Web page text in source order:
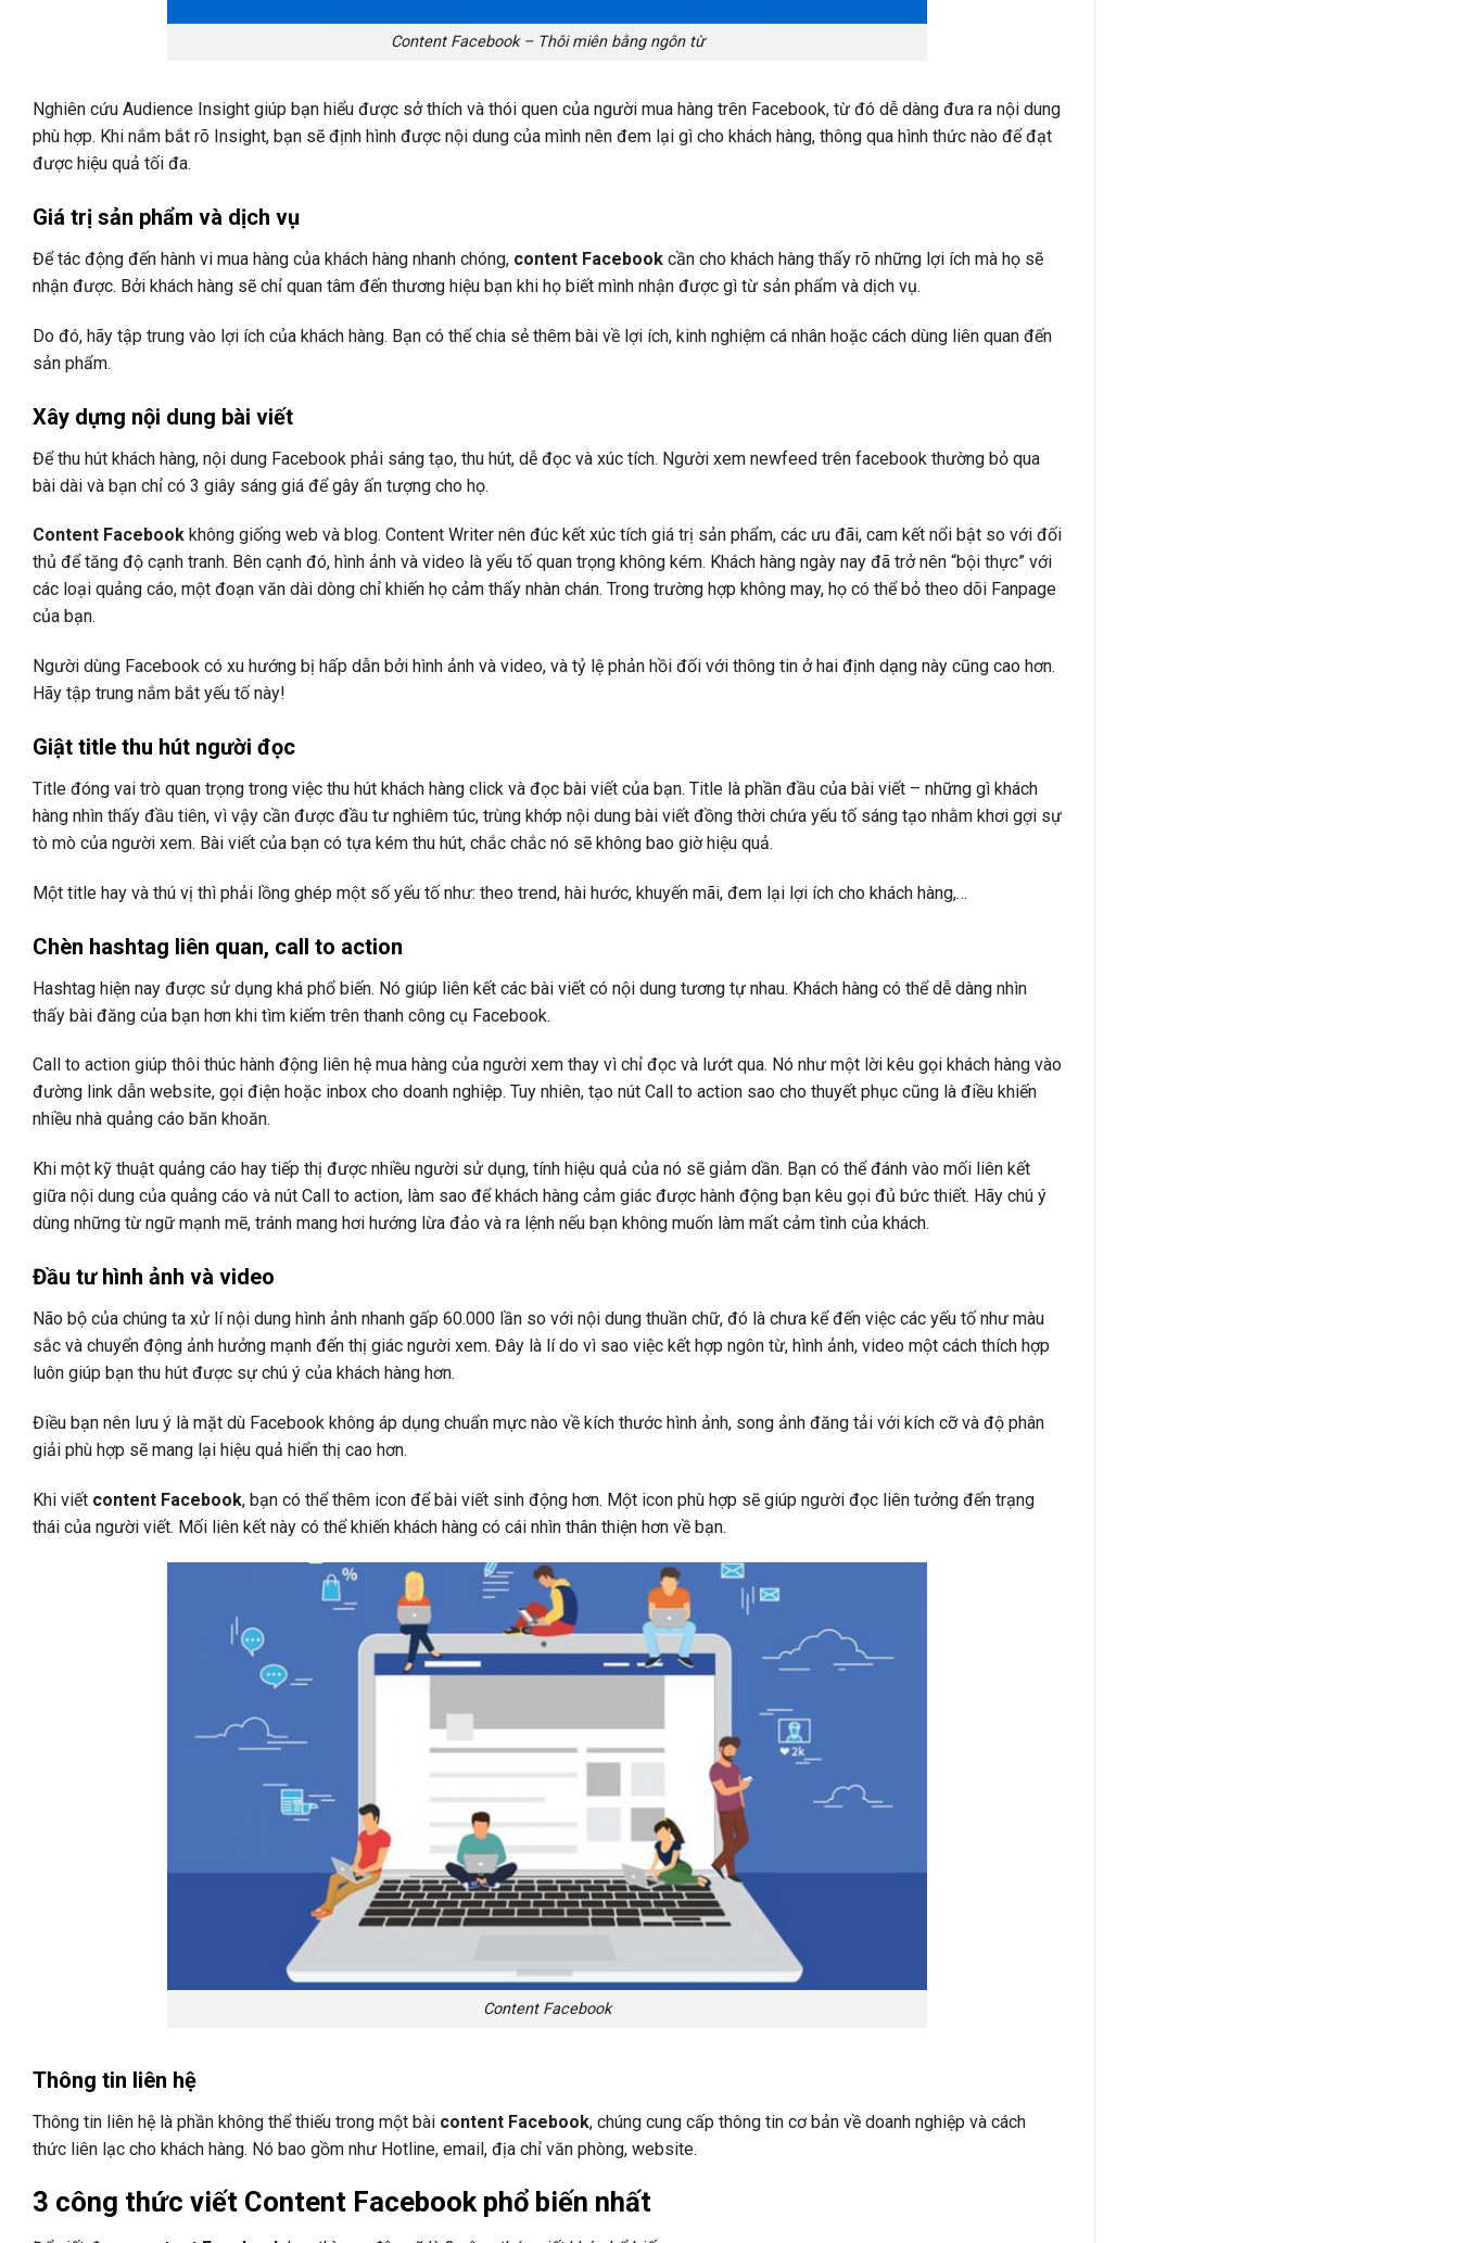
Content Facebook – Thôi miên bằng ngôn từ
Nghiên cứu Audience Insight giúp bạn hiểu được sở thích và thói quen của người mua hàng trên Facebook, từ đó dễ dàng đưa ra nội dung
phù hợp. Khi nắm bắt rõ Insight, bạn sẽ định hình được nội dung của mình nên đem lại gì cho khách hàng, thông qua hình thức nào để đạt
được hiệu quả tối đa.
Giá trị sản phẩm và dịch vụ
Để tác động đến hành vi mua hàng của khách hàng nhanh chóng, content Facebook cần cho khách hàng thấy rõ những lợi ích mà họ sẽ
nhận được. Bởi khách hàng sẽ chỉ quan tâm đến thương hiệu bạn khi họ biết mình nhận được gì từ sản phẩm và dịch vụ.
Do đó, hãy tập trung vào lợi ích của khách hàng. Bạn có thể chia sẻ thêm bài về lợi ích, kinh nghiệm cá nhân hoặc cách dùng liên quan đến
sản phẩm.
Xây dựng nội dung bài viết
Để thu hút khách hàng, nội dung Facebook phải sáng tạo, thu hút, dễ đọc và xúc tích. Người xem newfeed trên facebook thường bỏ qua
bài dài và bạn chỉ có 3 giây sáng giá để gây ấn tượng cho họ.
Content Facebook không giống web và blog. Content Writer nên đúc kết xúc tích giá trị sản phẩm, các ưu đãi, cam kết nổi bật so với đối
thủ để tăng độ cạnh tranh. Bên cạnh đó, hình ảnh và video là yếu tố quan trọng không kém. Khách hàng ngày nay đã trở nên “bội thực” với
các loại quảng cáo, một đoạn văn dài dòng chỉ khiến họ cảm thấy nhàn chán. Trong trường hợp không may, họ có thể bỏ theo dõi Fanpage
của bạn.
Người dùng Facebook có xu hướng bị hấp dẫn bởi hình ảnh và video, và tỷ lệ phản hồi đối với thông tin ở hai định dạng này cũng cao hơn.
Hãy tập trung nắm bắt yếu tố này!
Giật title thu hút người đọc
Title đóng vai trò quan trọng trong việc thu hút khách hàng click và đọc bài viết của bạn. Title là phần đầu của bài viết – những gì khách
hàng nhìn thấy đầu tiên, vì vậy cần được đầu tư nghiêm túc, trùng khớp nội dung bài viết đồng thời chứa yếu tố sáng tạo nhằm khơi gợi sự
tò mò của người xem. Bài viết của bạn có tựa kém thu hút, chắc chắc nó sẽ không bao giờ hiệu quả.
Một title hay và thú vị thì phải lồng ghép một số yếu tố như: theo trend, hài hước, khuyến mãi, đem lại lợi ích cho khách hàng,…
Chèn hashtag liên quan, call to action
Hashtag hiện nay được sử dụng khá phổ biến. Nó giúp liên kết các bài viết có nội dung tương tự nhau. Khách hàng có thể dễ dàng nhìn
thấy bài đăng của bạn hơn khi tìm kiếm trên thanh công cụ Facebook.
Call to action giúp thôi thúc hành động liên hệ mua hàng của người xem thay vì chỉ đọc và lướt qua. Nó như một lời kêu gọi khách hàng vào
đường link dẫn website, gọi điện hoặc inbox cho doanh nghiệp. Tuy nhiên, tạo nút Call to action sao cho thuyết phục cũng là điều khiến
nhiều nhà quảng cáo băn khoăn.
Khi một kỹ thuật quảng cáo hay tiếp thị được nhiều người sử dụng, tính hiệu quả của nó sẽ giảm dần. Bạn có thể đánh vào mối liên kết
giữa nội dung của quảng cáo và nút Call to action, làm sao để khách hàng cảm giác được hành động bạn kêu gọi đủ bức thiết. Hãy chú ý
dùng những từ ngữ mạnh mẽ, tránh mang hơi hướng lừa đảo và ra lệnh nếu bạn không muốn làm mất cảm tình của khách.
Đầu tư hình ảnh và video
Não bộ của chúng ta xử lí nội dung hình ảnh nhanh gấp 60.000 lần so với nội dung thuần chữ, đó là chưa kể đến việc các yếu tố như màu
sắc và chuyển động ảnh hưởng mạnh đến thị giác người xem. Đây là lí do vì sao việc kết hợp ngôn từ, hình ảnh, video một cách thích hợp
luôn giúp bạn thu hút được sự chú ý của khách hàng hơn.
Điều bạn nên lưu ý là mặt dù Facebook không áp dụng chuẩn mực nào về kích thước hình ảnh, song ảnh đăng tải với kích cỡ và độ phân
giải phù hợp sẽ mang lại hiệu quả hiển thị cao hơn.
Khi viết content Facebook, bạn có thể thêm icon để bài viết sinh động hơn. Một icon phù hợp sẽ giúp người đọc liên tưởng đến trạng
thái của người viết. Mối liên kết này có thể khiến khách hàng có cái nhìn thân thiện hơn về bạn.
Content Facebook
Thông tin liên hệ
Thông tin liên hệ là phần không thể thiếu trong một bài content Facebook, chúng cung cấp thông tin cơ bản về doanh nghiệp và cách
thức liên lạc cho khách hàng. Nó bao gồm như Hotline, email, địa chỉ văn phòng, website.
3 công thức viết Content Facebook phổ biến nhất